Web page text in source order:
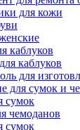
для кожи
каблуков
каблуков
для
для сумок и
сумок
чемоданов
сумок